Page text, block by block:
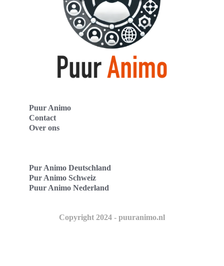
Puur Animo
Contact
Over ons
Pur Animo Deutschland
Pur Animo Schweiz
Puur Animo Nederland
Copyright 2024 - puuranimo.nl